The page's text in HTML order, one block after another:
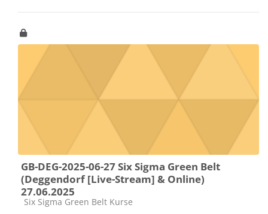
GB-DEG-2025-06-27 Six Sigma Green Belt
(Deggendorf [Live-Stream] & Online)
27.06.2025
Kursbereich
Six Sigma Green Belt Kurse